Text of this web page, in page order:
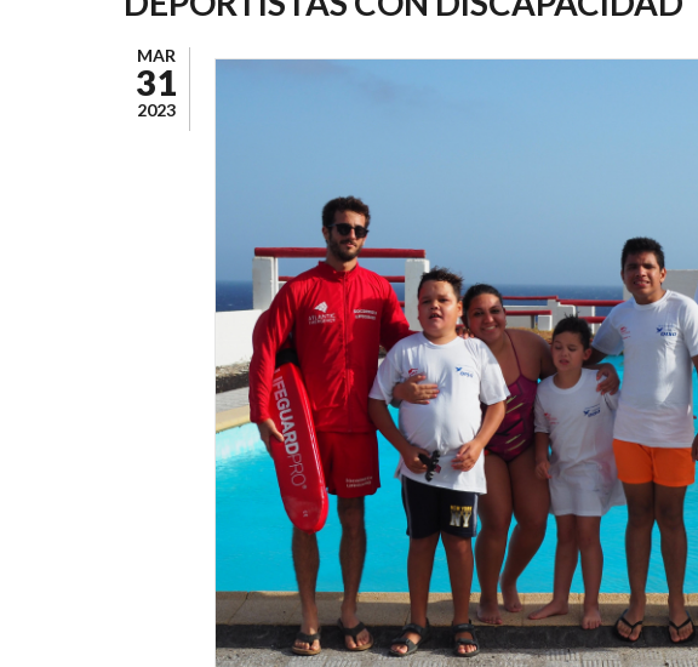
LA
NAVEGACIÓN
MAR
31
2023